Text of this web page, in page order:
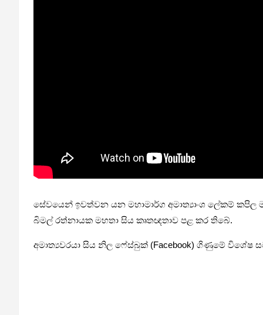
සේවයෙන් ඉවත්වන යන මහාමාර්ග අමාත්‍යාංශ ලේකම්
බිමල් රත්නායක මහතා සිය කෘතඥතාව පළ කර තිබේ.
අමාත්‍යවරයා සිය නිල ෆේස්බුක් (Facebook) ගිණුමේ